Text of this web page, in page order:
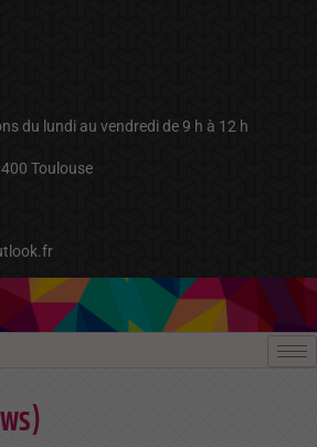
du lundi au vendredi de 9 h à 12 h
Toulouse